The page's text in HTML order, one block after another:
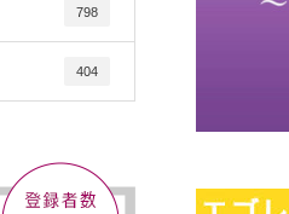
798
404